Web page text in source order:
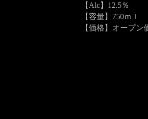
【Alc】12.5％
【容量】750ｍｌ
【価格】オープン